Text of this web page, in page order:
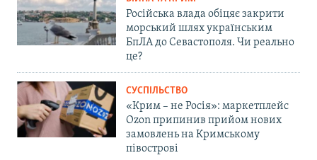
Російська влада обіцяє закрити
морський шлях українським
БпЛА до Севастополя. Чи реально
це?
СУСПІЛЬСТВО
«Крим – не Росія»: маркетплейс
Ozon припинив прийом нових
замовлень на Кримському
півострові